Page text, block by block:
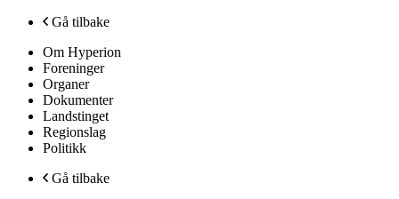
Gå tilbake
Om Hyperion
Foreninger
Organer
Dokumenter
Landstinget
Regionslag
Politikk
Gå tilbake